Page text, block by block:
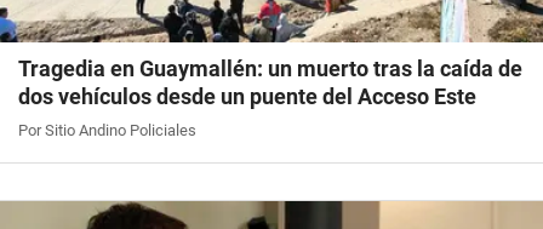
Tragedia en Guaymallén: un muerto tras la caída de
dos vehículos desde un puente del Acceso Este
Por Sitio Andino Policiales